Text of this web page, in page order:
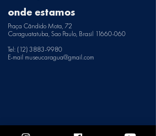
onde estamos
Praça Cândido Mota, 72
Caraguatatuba, Sao Paulo, Brasil 11660-060
Tel: (12) 3883-9980
E-mail museucaragua@gmail.com